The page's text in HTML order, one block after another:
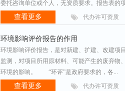
委托咨询单位或个人，无资质要求。报告表的
查看更多 代办许可资质
环境影响评价报告的作用
环境影响评价报告，是对新建、扩建、改建项
监测，对项目所用原材料、可能产生的废弃物
环境的影响。 “环评”是政府要求的，各...
查看更多 代办许可资质